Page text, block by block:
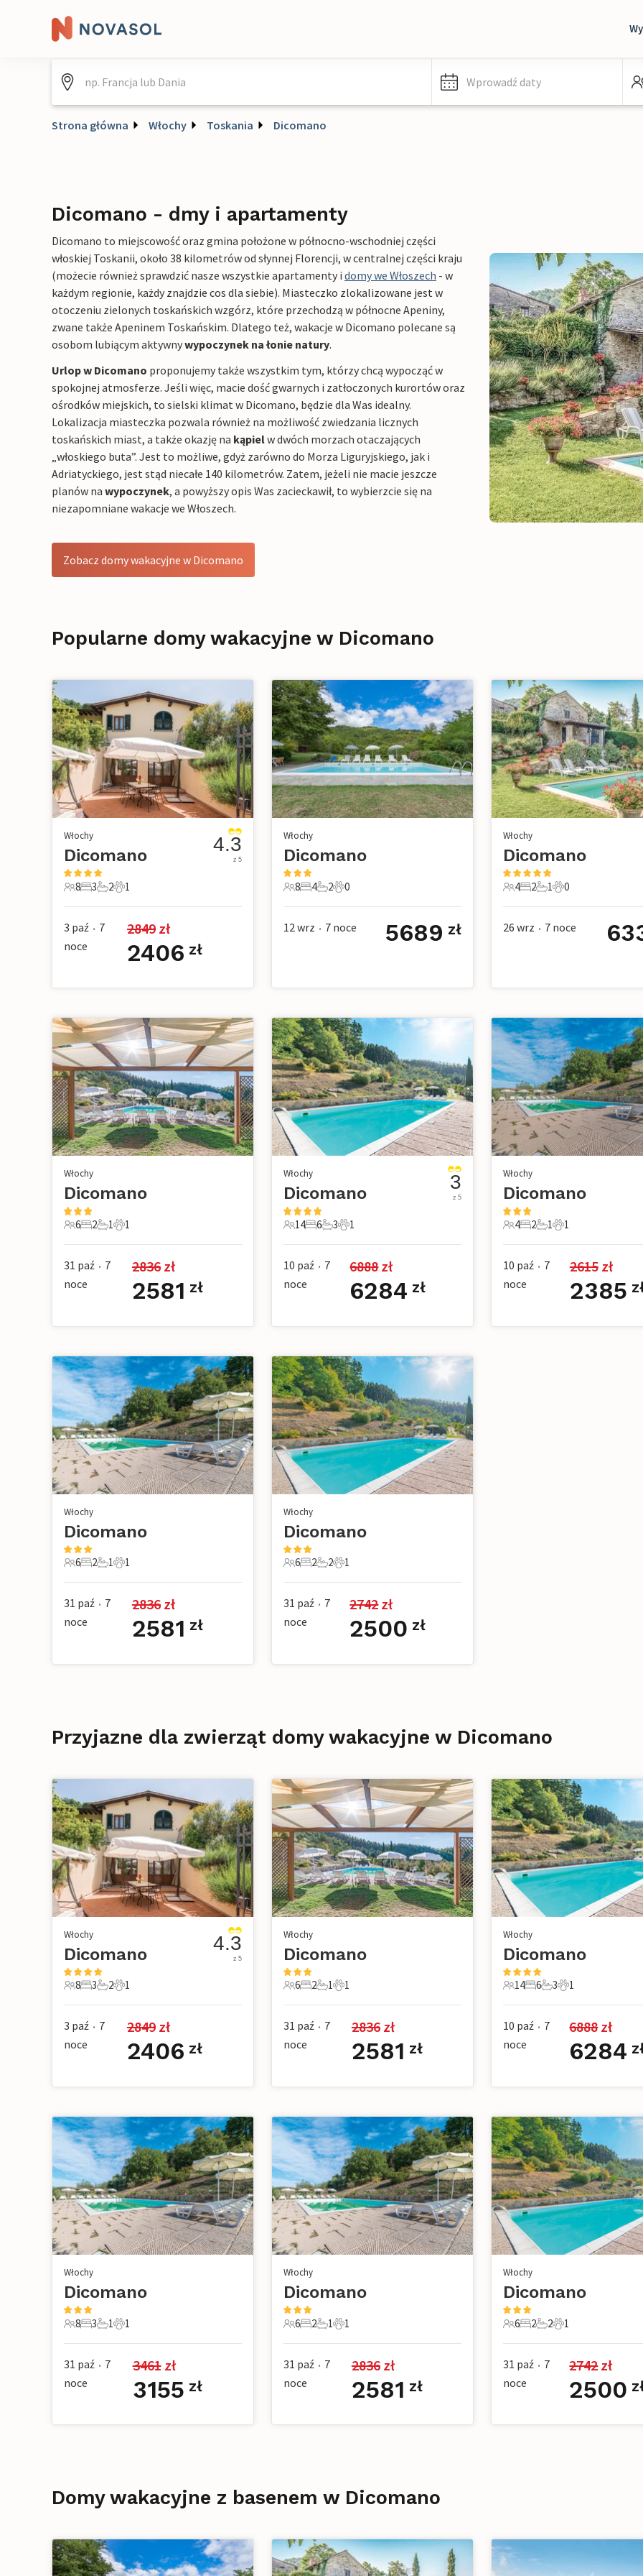
Wprowadź daty
Strona główna Włochy Toskania Dicomano
Dicomano - dmy i apartamenty
Dicomano to miejscowość oraz gmina położone w północno-wschodniej części
włoskiej Toskanii, około 38 kilometrów od słynnej Florencji, w centralnej części kraju
(możecie również sprawdzić nasze wszystkie apartamenty i domy we Włoszech - w
każdym regionie, każdy znajdzie cos dla siebie). Miasteczko zlokalizowane jest w
otoczeniu zielonych toskańskich wzgórz, które przechodzą w północne Apeniny,
zwane także Apeninem Toskańskim. Dlatego też, wakacje w Dicomano polecane są
osobom lubiącym aktywnywypoczynek na łonie natury.
Urlop w Dicomano proponujemy także wszystkim tym, którzy chcą wypocząć w
spokojnej atmosferze. Jeśli więc, macie dość gwarnych i zatłoczonych kurortów oraz
ośrodków miejskich, to sielski klimat w Dicomano, będzie dla Was idealny.
Lokalizacja miasteczka pozwala również na możliwość zwiedzania licznych
toskańskich miast, a także okazję na kąpielw dwóch morzach otaczających
„włoskiego buta”. Jest to możliwe, gdyż zarówno do Morza Liguryjskiego, jak i
Adriatyckiego, jest stąd niecałe 140 kilometrów. Zatem, jeżeli nie macie jeszcze
planów na wypoczynek, a powyższy opis Was zacieckawił, to wybierzcie się na
niezapomniane wakacje we Włoszech.
Zobacz domy wakacyjne w Dicomano
Popularne domy wakacyjne w Dicomano
Włochy
Dicomano
8 Goście
8
3 Sypialnie
3
2 Łazienki
2
1 Zwierzę domowe
1
4.3
z 5
3 paź • 7
noce
2849 zł
2406 zł
Włochy
Dicomano
8 Goście
8
4 Sypialnie
4
2 Łazienki
2
0 Zwierzęta domowe
0
12 wrz • 7 noce 5689 zł
Włochy
Dicomano
4 Goście
4
2 Sypialnie
2
1 Łazienka
1
0 Zwierzęta
0
26 wrz • 7 noce
Włochy
Dicomano
6 Goście
6
2 Sypialnie
2
1 Łazienka
1
1 Zwierzę domowe
1
31 paź • 7
noce
2836 zł
2581 zł
Włochy
Dicomano
14 Goście
14
6 Sypialnie
6
3 Łazienki
3
1 Zwierzę domowe
1
3
z 5
10 paź • 7
noce
6888 zł
6284 zł
Włochy
Dicomano
4 Goście
4
2 Sypialnie
2
1 Łazienka
1
1 Zwierzę domowe
1
10 paź • 7
noce
2615 zł
2385
Włochy
Dicomano
6 Goście
6
2 Sypialnie
2
1 Łazienka
1
1 Zwierzę domowe
1
31 paź • 7
noce
2836 zł
2581 zł
Włochy
Dicomano
6 Goście
6
2 Sypialnie
2
2 Łazienki
2
1 Zwierzę domowe
1
31 paź • 7
noce
2742 zł
2500 zł
Przyjazne dla zwierząt domy wakacyjne w Dicomano
Włochy
Dicomano
8 Goście
8
3 Sypialnie
3
2 Łazienki
2
1 Zwierzę domowe
1
4.3
z 5
3 paź • 7
noce
2849 zł
2406 zł
Włochy
Dicomano
6 Goście
6
2 Sypialnie
2
1 Łazienka
1
1 Zwierzę domowe
1
31 paź • 7
noce
2836 zł
2581 zł
Włochy
Dicomano
14 Goście
14
6 Sypialnie
6
3 Łazienki
3
1 Zwierzę
1
10 paź • 7
noce
6888 zł
6284
Włochy
Dicomano
8 Goście
8
3 Sypialnie
3
1 Łazienka
1
1 Zwierzę domowe
1
31 paź • 7
noce
3461 zł
3155 zł
Włochy
Dicomano
6 Goście
6
2 Sypialnie
2
1 Łazienka
1
1 Zwierzę domowe
1
31 paź • 7
noce
2836 zł
2581 zł
Włochy
Dicomano
6 Goście
6
2 Sypialnie
2
2 Łazienki
2
1 Zwierzę domowe
1
31 paź • 7
noce
2742 zł
2500
Domy wakacyjne z basenem w Dicomano